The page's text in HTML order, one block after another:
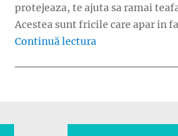
protejeaza, te ajuta sa ramai
Acestea sunt fricile care apar in
Continuă lectura